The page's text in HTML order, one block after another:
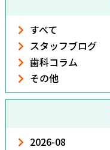
すべて
スタッフブログ
歯科コラム
その他
2026-08